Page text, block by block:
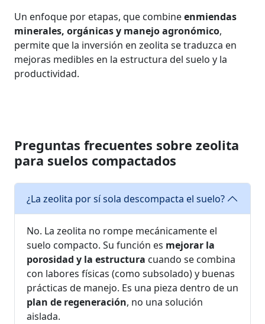
Un enfoque por etapas, que combineenmiendas
minerales, orgánicas y manejo agronómico,
permite que la inversión en zeolita se traduzca en
mejoras medibles en la estructura del suelo y la
productividad.
Preguntas frecuentes sobre zeolita
para suelos compactados
¿La zeolita por sí sola descompacta el suelo?
No. La zeolita no rompe mecánicamente el
suelo compacto. Su función es mejorar la
porosidad y la estructura cuando se combina
con labores físicas (como subsolado) y buenas
prácticas de manejo. Es una pieza dentro de un
plan de regeneración, no una solución
aislada.